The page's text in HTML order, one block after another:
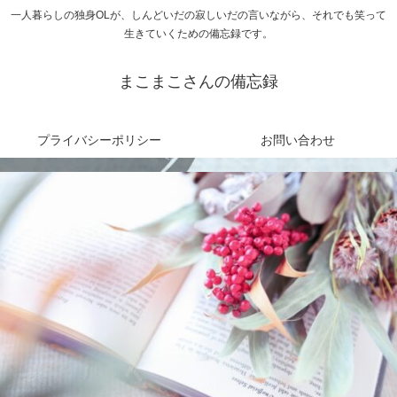
一人暮らしの独身OLが、しんどいだの寂しいだの言いながら、それでも笑って
生きていくための備忘録です。
まこまこさんの備忘録
プライバシーポリシー お問い合わせ